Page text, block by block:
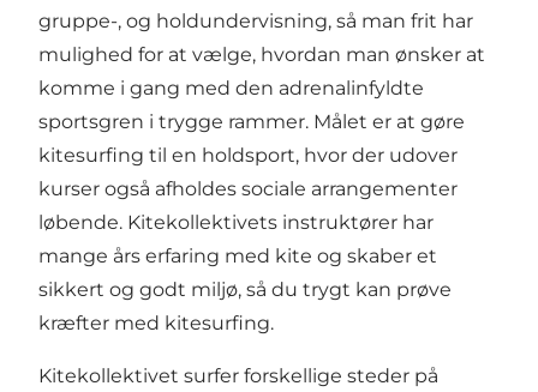
gruppe-, og holdundervisning, så man frit har
mulighed for at vælge, hvordan man ønsker at
komme i gang med den adrenalinfyldte
sportsgren i trygge rammer. Målet er at gøre
kitesurfing til en holdsport, hvor der udover
kurser også afholdes sociale arrangementer
løbende. Kitekollektivets instruktører har
mange års erfaring med kite og skaber et
sikkert og godt miljø, så du trygt kan prøve
kræfter med kitesurfing.
Kitekollektivet surfer forskellige steder på